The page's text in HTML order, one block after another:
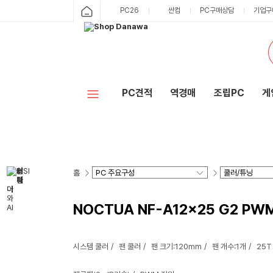
PC26 싼컴 PC구매상담 기업
PC견적 역경매 조립PC 게
홈
NOCTUA NF-A12x25 G2
시스템 쿨러 팬 쿨러 팬 크기:120mm 팬 개수:1개 25T